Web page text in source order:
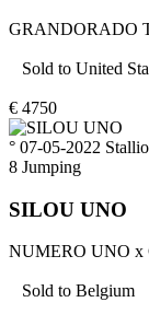
GRANDORADO
Sold to United
€ 4750
° 07-05-2022
8 Jumping
SILOU UNO
NUMERO UNO x
Sold to Belgium